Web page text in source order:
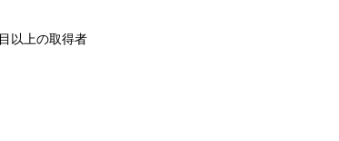
以上の取得者